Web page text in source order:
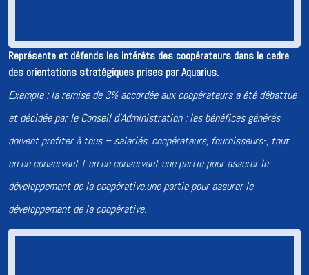
Représente et défends les intérêts des coopérateurs dans le cadre
des orientations stratégiques prises par Aquarius.
Exemple : la remise de 3% accordée aux coopérateurs a été débattue
et décidée par le Conseil d’Administration : les bénéfices générés
doivent profiter à tous – salariés, coopérateurs, fournisseurs-, tout
en en conservant t en en conservant une partie pour assurer le
développement de la coopérative.une partie pour assurer le
développement de la coopérative.